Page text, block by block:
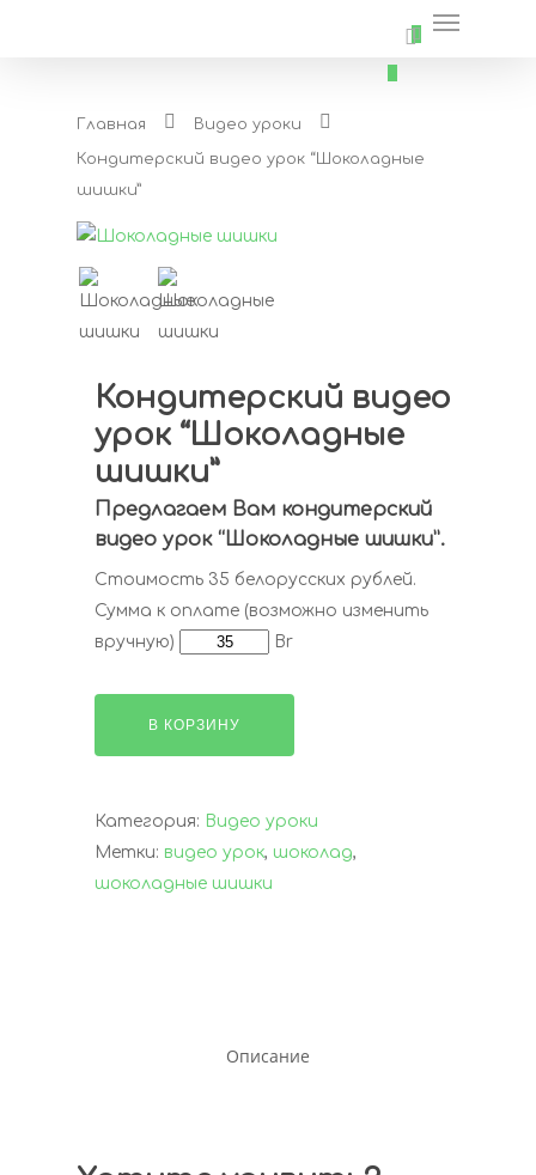
Главная Видео уроки
Кондитерский видео урок “Шоколадные
шишки”
Кондитерский видео
урок “Шоколадные
шишки”
Предлагаем Вам кондитерский
видео урок “Шоколадные шишки”.
Стоимость 35 белорусских рублей.
Сумма к оплате (возможно изменить
вручную)
Br
В КОРЗИНУ
Категория: Видео уроки
Метки: видео урок, шоколад,
шоколадные шишки
Описание